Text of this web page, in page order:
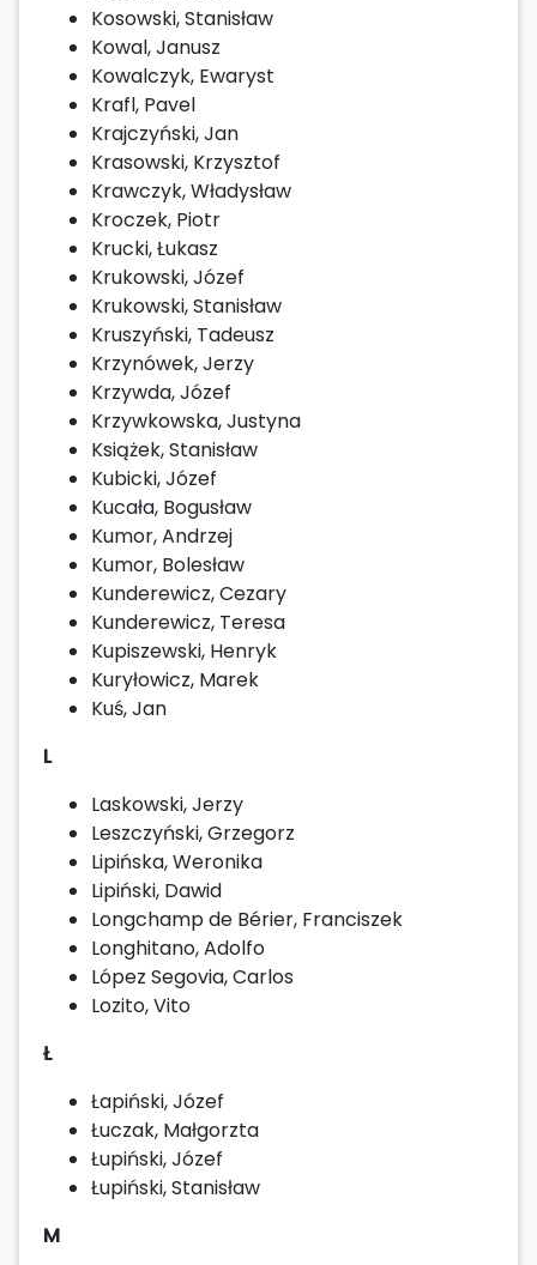
Kosowski, Stanisław
Kowal, Janusz
Kowalczyk, Ewaryst
Krafl, Pavel
Krajczyński, Jan
Krasowski, Krzysztof
Krawczyk, Władysław
Kroczek, Piotr
Krucki, Łukasz
Krukowski, Józef
Krukowski, Stanisław
Kruszyński, Tadeusz
Krzynówek, Jerzy
Krzywda, Józef
Krzywkowska, Justyna
Książek, Stanisław
Kubicki, Józef
Kucała, Bogusław
Kumor, Andrzej
Kumor, Bolesław
Kunderewicz, Cezary
Kunderewicz, Teresa
Kupiszewski, Henryk
Kuryłowicz, Marek
Kuś, Jan
L
Laskowski, Jerzy
Leszczyński, Grzegorz
Lipińska, Weronika
Lipiński, Dawid
Longchamp de Bérier, Franciszek
Longhitano, Adolfo
López Segovia, Carlos
Lozito, Vito
Ł
Łapiński, Józef
Łuczak, Małgorzta
Łupiński, Józef
Łupiński, Stanisław
M